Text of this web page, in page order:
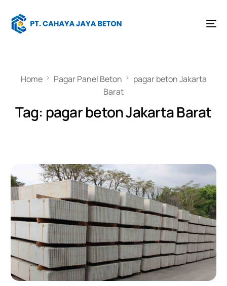
Home Pagar Panel Beton
pagar beton Jakarta
Barat
Tag: pagar beton Jakarta Barat